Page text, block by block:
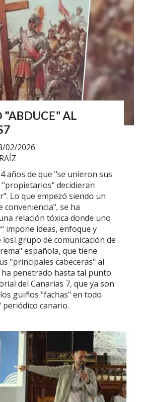
"ABDUCE" AL
02/2026
años de que "se unieron sus
"propietarios" decidieran
Lo que empezó siendo un
conveniencia", se ha
relación tóxica donde uno
impone ideas, enfoque y
losl grupo de comunicación de
española, que tiene
"principales cabeceras" al
ha penetrado hasta tal punto
del Canarias 7, que ya son
guiños "fachas" en todo
canario.